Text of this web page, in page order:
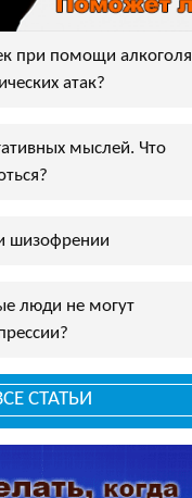
при помощи алкоголя
атак?
мыслей. Что
шизофрении
люди не могут
СТАТЬИ